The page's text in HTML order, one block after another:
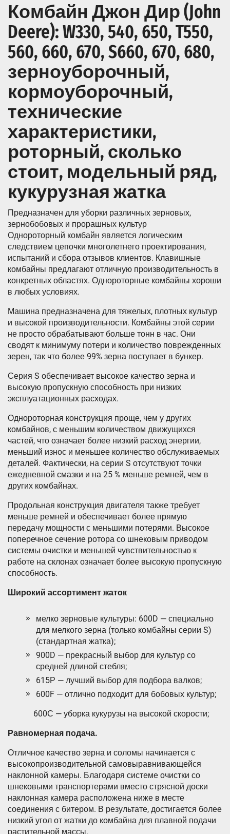
Комбайн Джон Дир (John
Deere): W330, 540, 650, T550,
560, 660, 670, S660, 670, 680,
зерноуборочный,
кормоуборочный,
технические
характеристики,
роторный, сколько
стоит, модельный ряд,
кукурузная жатка
Предназначен для уборки различных зерновых,
зернобобовых и прорашных культур
Однороторный комбайн является логическим
следствием цепочки многолетнего проектирования,
испытаний и сбора отзывов клиентов. Клавишные
комбайны предлагают отличную производительность в
конкретных областях. Однороторные комбайны хороши
в любых условиях.
Машина предназначена для тяжелых, плотных культур
и высокой производительности. Комбайны этой серии
не просто обрабатывают больше тонн в час. Они
сводят к минимуму потери и количество поврежденных
зерен, так что более 99% зерна поступает в бункер.
Серия S обеспечивает высокое качество зерна и
высокую пропускную способность при низких
эксплуатационных расходах.
Однороторная конструкция проще, чем у других
комбайнов, с меньшим количеством движущихся
частей, что означает более низкий расход энергии,
меньший износ и меньшее количество обслуживаемых
деталей. Фактически, на серии S отсутствуют точки
ежедневной смазки и на 25 % меньше ремней, чем в
других комбайнах.
Продольная конструкция двигателя также требует
меньше ремней и обеспечивает более прямую
передачу мощности с меньшими потерями. Высокое
поперечное сечение ротора со шнековым приводом
системы очистки и меньшей чувствительностью к
работе на склонах означает более высокую пропускную
способность.
Широкий ассортимент жаток
мелко зерновые культуры: 600D — специально
для мелкого зерна (только комбайны серии S)
(стандартная жатка);
900D — прекрасный выбор для культур со
средней длиной стебля;
615Р — лучший выбор для подбора валков;
600F — отлично подходит для бобовых культур;
600С — уборка кукурузы на высокой скорости;
Равномерная подача.
Отличное качество зерна и соломы начинается с
высокопроизводительной самовыравнивающейся
наклонной камеры. Благодаря системе очистки со
шнековыми транспортерами вместо стрясной доски
наклонная камера расположена ниже в месте
соединения с битером. В результате, достигается более
низкий угол от жатки до комбайна для плавной подачи
растительной массы.